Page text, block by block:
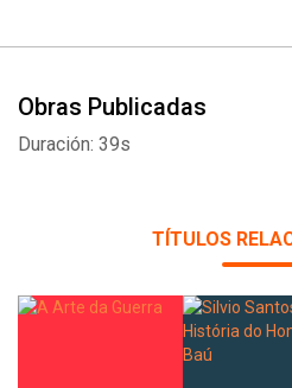
Obras Publicadas
Duración: 39s
TÍTULOS